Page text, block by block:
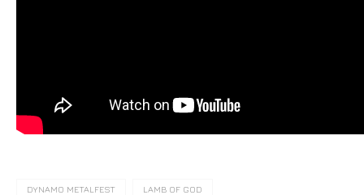
DYNAMO METALFEST LAMB OF GOD